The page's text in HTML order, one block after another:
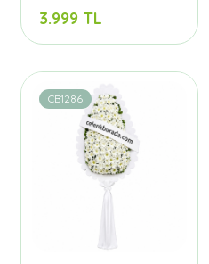
3.999 TL
CB1286